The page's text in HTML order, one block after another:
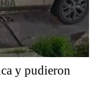
y pudieron